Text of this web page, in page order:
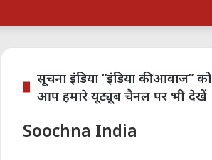
सूचना इंडिया “इंडिया की आवाज” को
आप हमारे यूट्यूब चैनल पर भी देखें
Soochna India